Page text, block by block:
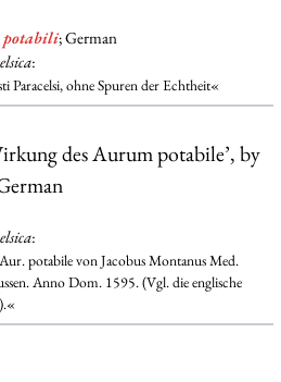
potabili; German
:
Paracelsi, ohne Spuren der Echtheit«
des Aurum potabile’, by
:
potabile von Jacobus Montanus Med.
Anno Dom. 1595. (Vgl. die englische